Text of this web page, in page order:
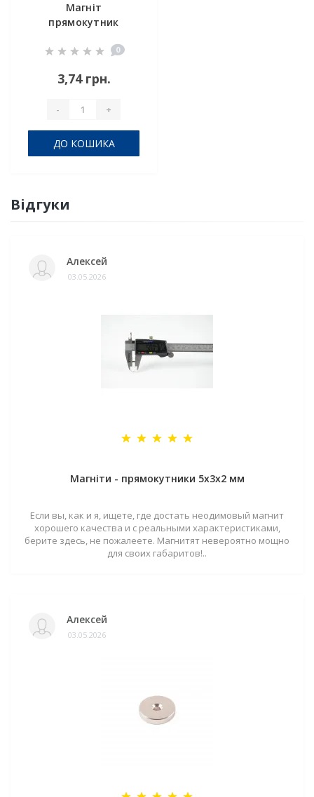
Магніт
прямокутник
0
3,74 грн.
- +
ДО КОШИКА
Відгуки
Алексей
03.05.2026
Магніти - прямокутники 5x3x2 мм
Если вы, как и я, ищете, где достать неодимовый магнит
хорошего качества и с реальными характеристиками,
берите здесь, не пожалеете. Магнитят невероятно мощно
для своих габаритов!..
Алексей
03.05.2026